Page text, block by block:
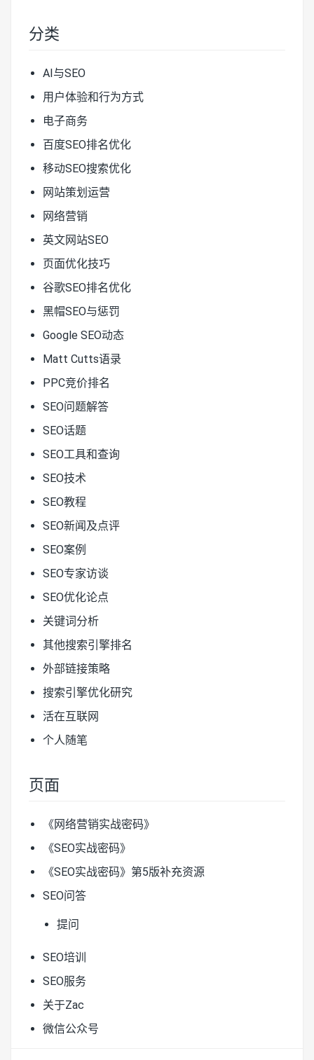
分类
AI与SEO
用户体验和行为方式
电子商务
百度SEO排名优化
移动SEO搜索优化
网站策划运营
网络营销
英文网站SEO
页面优化技巧
谷歌SEO排名优化
黑帽SEO与惩罚
Google SEO动态
Matt Cutts语录
PPC竞价排名
SEO问题解答
SEO话题
SEO工具和查询
SEO技术
SEO教程
SEO新闻及点评
SEO案例
SEO专家访谈
SEO优化论点
关键词分析
其他搜索引擎排名
外部链接策略
搜索引擎优化研究
活在互联网
个人随笔
页面
《网络营销实战密码》
《SEO实战密码》
《SEO实战密码》第5版补充资源
SEO问答
提问
SEO培训
SEO服务
关于Zac
微信公众号